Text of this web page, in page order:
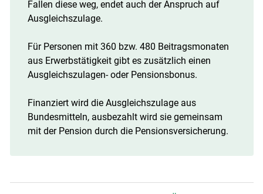
Fallen diese weg, endet auch der Anspruch auf
Ausgleichszulage.
Für Personen mit 360 bzw. 480 Beitragsmonaten
aus Erwerbstätigkeit gibt es zusätzlich einen
Ausgleichszulagen- oder Pensionsbonus.
Finanziert wird die Ausgleichszulage aus
Bundesmitteln, ausbezahlt wird sie gemeinsam
mit der Pension durch die Pensionsversicherung.